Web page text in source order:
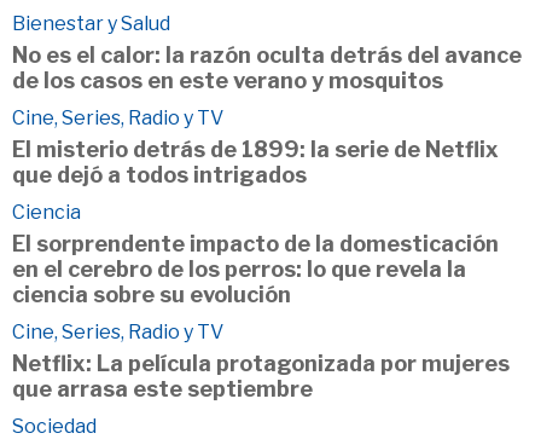
Bienestar y Salud
No es el calor: la razón oculta detrás del avance
de los casos en este verano y mosquitos
Cine, Series, Radio y TV
El misterio detrás de 1899: la serie de Netflix
que dejó a todos intrigados
Ciencia
El sorprendente impacto de la domesticación
en el cerebro de los perros: lo que revela la
ciencia sobre su evolución
Cine, Series, Radio y TV
Netflix: La película protagonizada por mujeres
que arrasa este septiembre
Sociedad